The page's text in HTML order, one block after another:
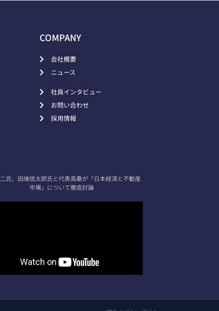
COMPANY
会社概要
ニュース
社員インタビュー
お問い合わせ
採用情報
氏、田端信太郎氏と代表高桑が「日本経済と不動産
市場」について徹底討論